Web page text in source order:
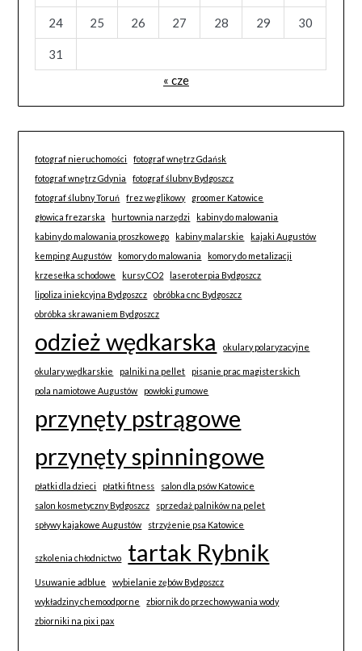
24 25 26 27 28 29 30
31
« cze
fotograf nieruchomości
fotograf wnętrz Gdańsk
fotograf wnętrz Gdynia
fotograf ślubny Bydgoszcz
fotograf ślubny Toruń
frez węglikowy
groomer Katowice
głowica frezarska
hurtownia narzędzi
kabiny do malowania
kabiny do malowania proszkowego
kabiny malarskie
kajaki Augustów
kemping Augustów
komory do malowania
komory do metalizacji
krzesełka schodowe
kursy CO2
laseroterpia Bydgoszcz
lipoliza iniekcyjna Bydgoszcz
obróbka cnc Bydgoszcz
obróbka skrawaniem Bydgoszcz
odzież wędkarska okulary polaryzacyjne
okulary wędkarskie palniki na pellet
pisanie prac magisterskich
pola namiotowe Augustów
powłoki gumowe
przynęty pstrągowe
przynęty spinningowe
płatki dla dzieci płatki fitness
salon dla psów Katowice
salon kosmetyczny Bydgoszcz
sprzedaż palników na pelet
spływy kajakowe Augustów
strzyżenie psa Katowice
szkolenia chłodnictwo tartak Rybnik
Usuwanie adblue
wybielanie zębów Bydgoszcz
wykładziny chemoodporne
zbiornik do przechowywania wody
zbiorniki na pix i pax